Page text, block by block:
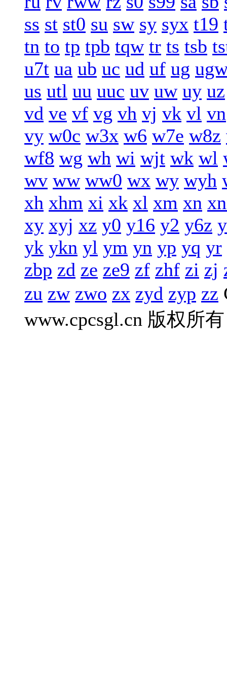
ss st st0 su sw sy syx t19
tn to tp tpb tqw tr ts tsb
u7t ua ub uc ud uf ug
us utl uu uuc uv uw uy uz
vd ve vf vg vh vj vk vl vn
vy w0c w3x w6 w7e w8z
wf8 wg wh wi wjt wk wl
wv ww ww0 wx wy wyh
xh xhm xi xk xl xm xn
xy xyj xz y0 y16 y2 y6z
yk ykn yl ym yn yp yq yr
zbp zd ze ze9 zf zhf zi zj
zu zw zwo zx zyd zyp zz
www.cpcsgl.cn 版权所